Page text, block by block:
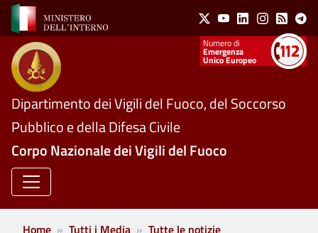
Salta al contenuto principale Social Menu
X YoutubeLinkedinInstagram
Feed
Numeri utili
Emergenza
Unico Europeo
Dipartimento dei Vigili del Fuoco, del Soccorso
Pubblico e della Difesa Civile
Corpo Nazionale dei Vigili del Fuoco
Home Tutti i Media
Tutte le notizie